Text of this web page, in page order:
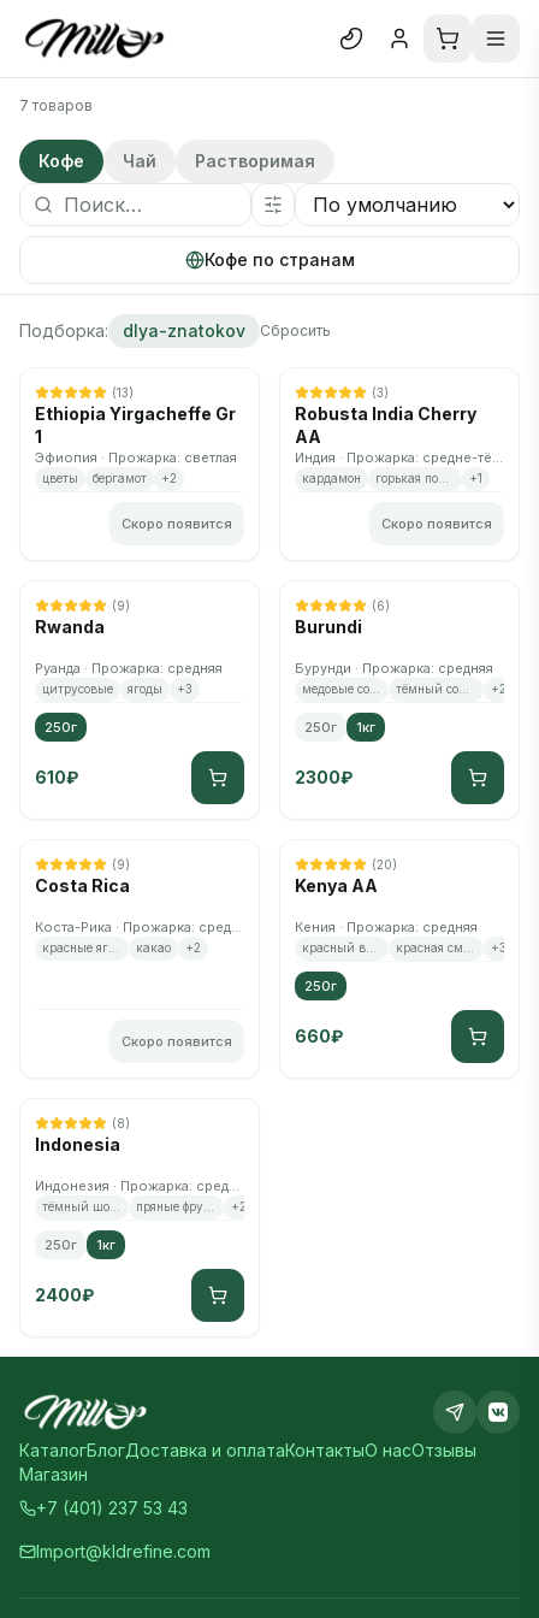
Блог
О нас
Отзывы
В каталог
Кофе
7 товаров
Кофе Чай Растворимая
Кофе по странам
Подборка: dlya-znatokov
Сбросить
(13)
Ethiopia Yirgacheffe Gr
1
Эфиопия · Прожарка: светлая
цветы бергамот +2
Скоро появится
(3)
Robusta India Cherry
AA
Индия · Прожарка: средне-тёмная
кардамон +1
Скоро появится
(9)
Rwanda
Руанда · Прожарка: средняя
цитрусовые ягоды +3
250г
610₽
(6)
Burundi
Бурунди · Прожарка: средняя
+2
250г 1кг
2300₽
(9)
Costa Rica
Коста-Рика · Прожарка: средняя
какао +2
Скоро появится
(20)
Kenya AA
Кения · Прожарка: средняя
+3
250г
660₽
(8)
Indonesia
Индонезия · Прожарка: средняя
+2
250г 1кг
2400₽
КаталогБлогДоставка и оплатаКонтактыО насОтзывы
Магазин
+7 (401) 237 53 43
Import@kldrefine.com